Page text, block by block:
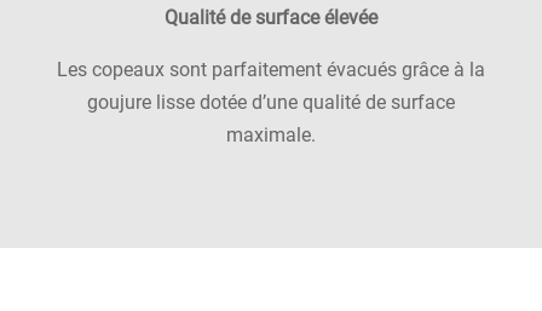
Qualité de surface élevée
Les copeaux sont parfaitement évacués grâce à la
goujure lisse dotée d’une qualité de surface
maximale.